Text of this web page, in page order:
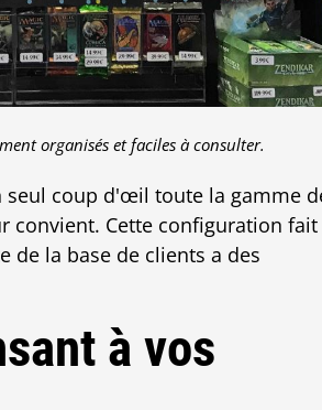
organisés et faciles à consulter.
seul coup d'œil toute la gamme
convient. Cette configuration fait
la base de clients a des
à vos